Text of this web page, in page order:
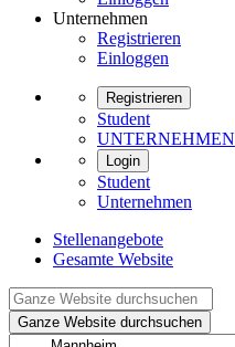
Unternehmen
Registrieren
Einloggen
Registrieren
Student
UNTERNEHMEN
Login
Student
Unternehmen
Stellenangebote
Gesamte Website